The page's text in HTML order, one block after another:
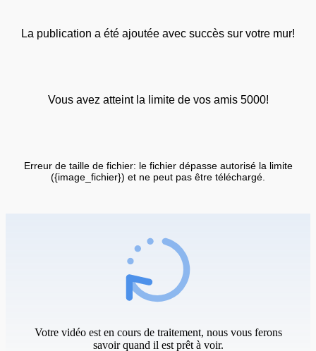
La publication a été ajoutée avec succès sur votre mur!
Vous avez atteint la limite de vos amis 5000!
Erreur de taille de fichier: le fichier dépasse autorisé la limite
({image_fichier}) et ne peut pas être téléchargé.
Votre vidéo est en cours de traitement, nous vous ferons
savoir quand il est prêt à voir.